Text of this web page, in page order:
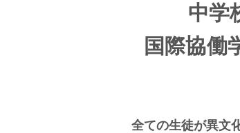
中学
国際協働
全ての生徒が異文